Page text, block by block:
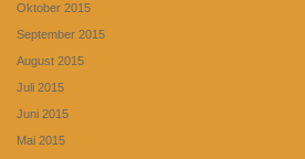
Oktober 2015
September 2015
August 2015
Juli 2015
Juni 2015
Mai 2015